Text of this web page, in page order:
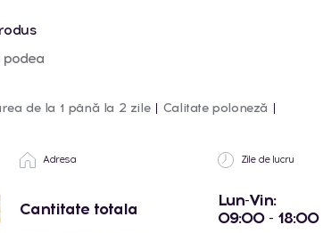
podea
de la 1 până la 2 zile Calitate poloneză
Adresa Zile de lucru
Cantitate totala
Lun-Vin:
09:00 - 18:00